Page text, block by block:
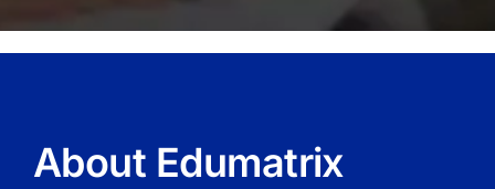
About Edumatrix